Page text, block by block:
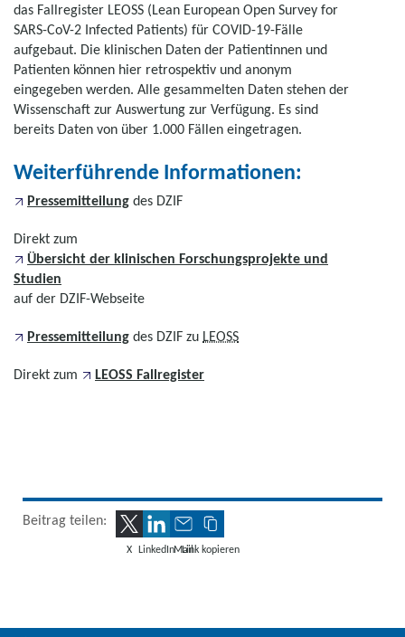
das Fallregister LEOSS (Lean European Open Survey for
SARS-CoV-2 Infected Patients) für COVID-19-Fälle
aufgebaut. Die klinischen Daten der Patientinnen und
Patienten können hier retrospektiv und anonym
eingegeben werden. Alle gesammelten Daten stehen der
Wissenschaft zur Auswertung zur Verfügung. Es sind
bereits Daten von über 1.000 Fällen eingetragen.
Weiterführende Informationen:
Pressemitteilung des DZIF
Direkt zum
Übersicht der klinischen Forschungsprojekte und
Studien
auf der DZIF-Webseite
Pressemitteilung des DZIF zu LEOSS
Direkt zum LEOSS Fallregister
Beitrag teilen:
X LinkedInMailLink kopieren